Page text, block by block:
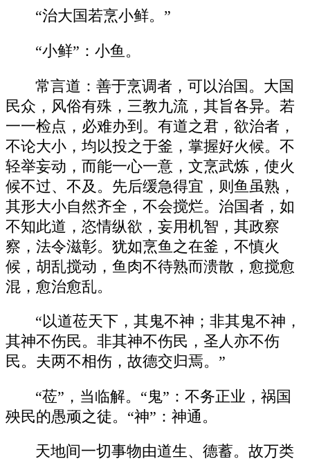
“治大国若烹小鲜。”
“小鲜”：小鱼。
常言道：善于烹调者，可以治国。大国
民众，风俗有殊，三教九流，其旨各异。若
一一检点，必难办到。有道之君，欲治者，
不论大小，均以投之于釜，掌握好火候。不
轻举妄动，而能一心一意，文烹武炼，使火
候不过、不及。先后缓急得宜，则鱼虽熟，
其形大小自然齐全，不会搅烂。治国者，如
不知此道，恣情纵欲，妄用机智，其政察
察，法令滋彰。犹如烹鱼之在釜，不慎火
候，胡乱搅动，鱼肉不待熟而溃散，愈搅愈
混，愈治愈乱。
“以道莅天下，其鬼不神；非其鬼不神，
其神不伤民。非其神不伤民，圣人亦不伤
民。夫两不相伤，故德交归焉。”
“莅”，当临解。“鬼”：不务正业，祸国
殃民的愚顽之徒。“神”：神通。
天地间一切事物由道生、德蓄。故万类